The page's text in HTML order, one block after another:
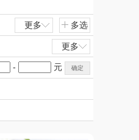
更多 多选
更多
- 元